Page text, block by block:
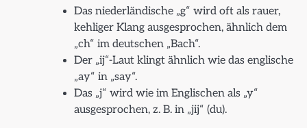
Das niederländische „g“ wird oft als rauer,
kehliger Klang ausgesprochen, ähnlich dem
„ch“ im deutschen „Bach“.
Der „ij“-Laut klingt ähnlich wie das englische
„ay“ in „say“.
Das „j“ wird wie im Englischen als „y“
ausgesprochen, z. B. in „jij“ (du).